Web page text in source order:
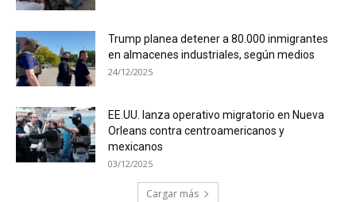
Trump planea detener a 80.000 inmigrantes
en almacenes industriales, según medios
24/12/2025
EE.UU. lanza operativo migratorio en Nueva
Orleans contra centroamericanos y
mexicanos
03/12/2025
Cargar más